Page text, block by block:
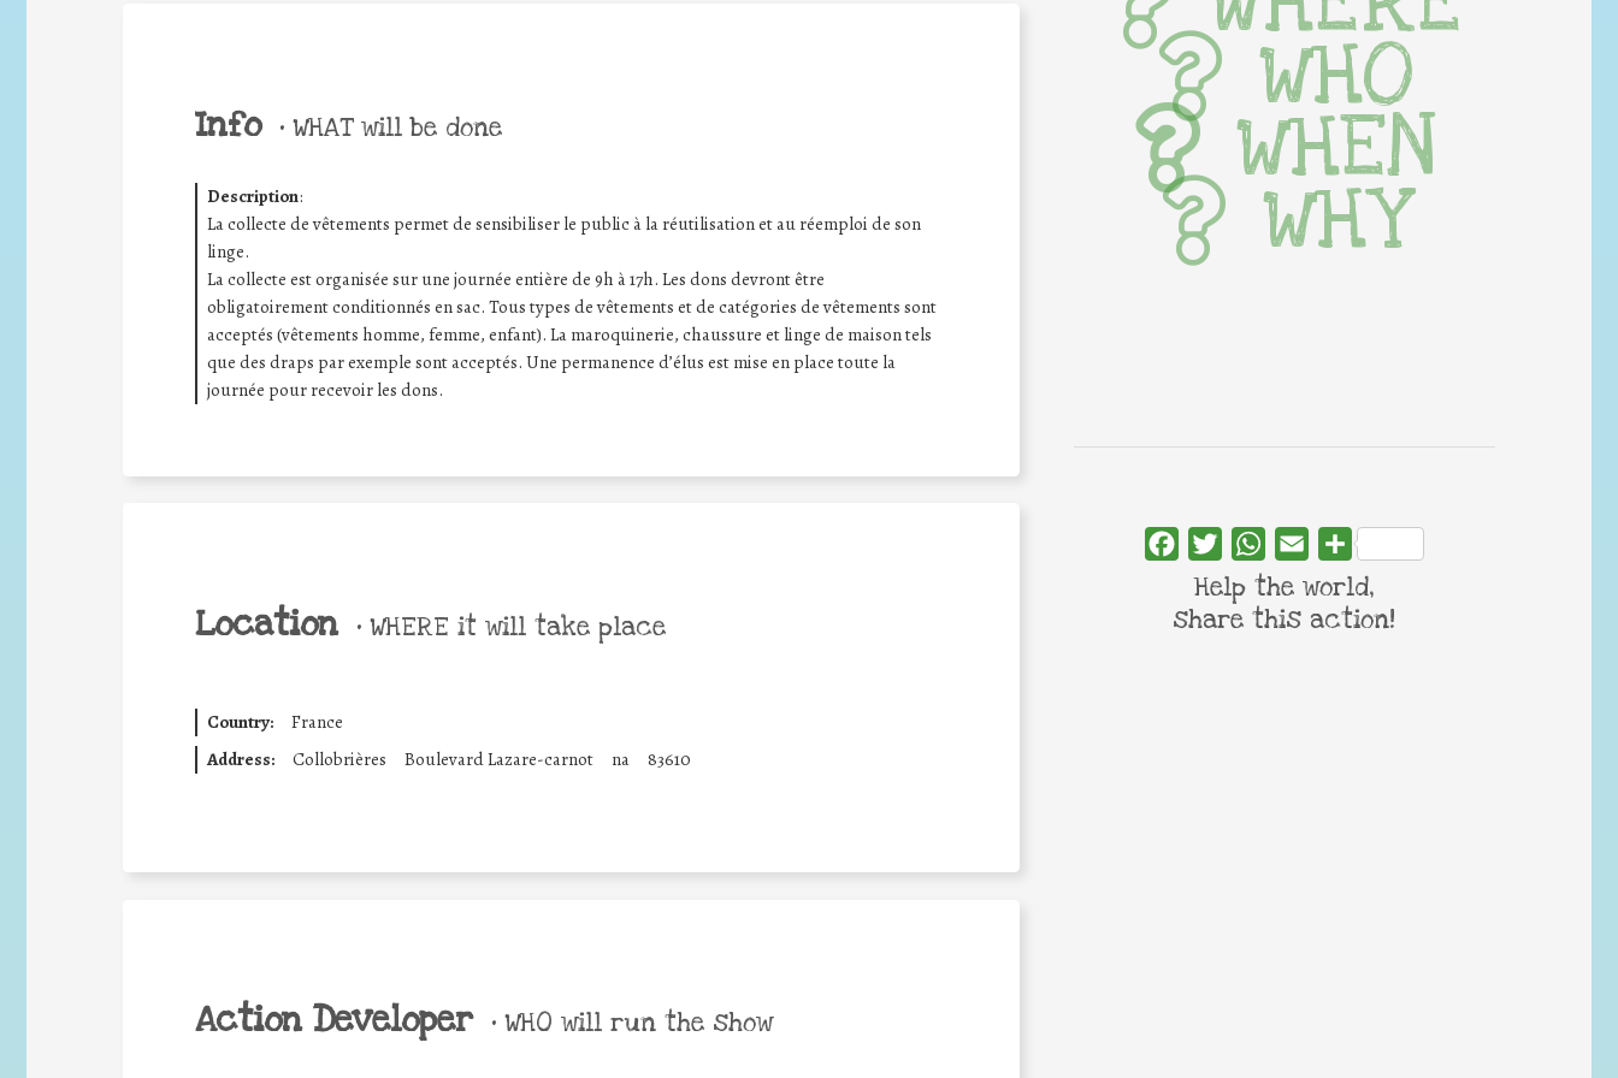
Info • WHAT will be done
Description:
La collecte de vêtements permet de sensibiliser le public à la réutilisation et au réemploi de son
linge.
La collecte est organisée sur une journée entière de 9h à 17h. Les dons devront être
obligatoirement conditionnés en sac. Tous types de vêtements et de catégories de vêtements sont
acceptés (vêtements homme, femme, enfant). La maroquinerie, chaussure et linge de maison tels
que des draps par exemple sont acceptés. Une permanence d’élus est mise en place toute la
journée pour recevoir les dons.
Location • WHERE it will take place
Country:
France
Address:
Collobrières Boulevard Lazare-carnot na 83610
Action Developer • WHO will run the show
WHO
WHEN
WHY
FacebookTwitterWhatsApp
Email Share
Help the world,
share this action!